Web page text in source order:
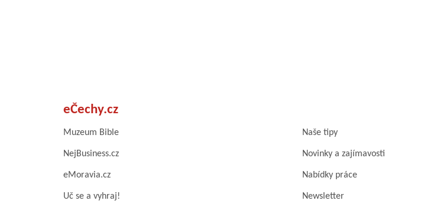
eČechy.cz
Muzeum Bible Naše tipy
NejBusiness.cz Novinky a zajímavosti
eMoravia.cz Nabídky práce
Uč se a vyhraj! Newsletter